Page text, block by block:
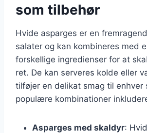
som tilbehør
Hvide asparges er en
salater og kan kombineres med
forskellige ingredienser for at
ret. De kan serveres kolde eller
tilføjer en delikat smag til enhver
populære kombinationer
Asparges med skaldyr: